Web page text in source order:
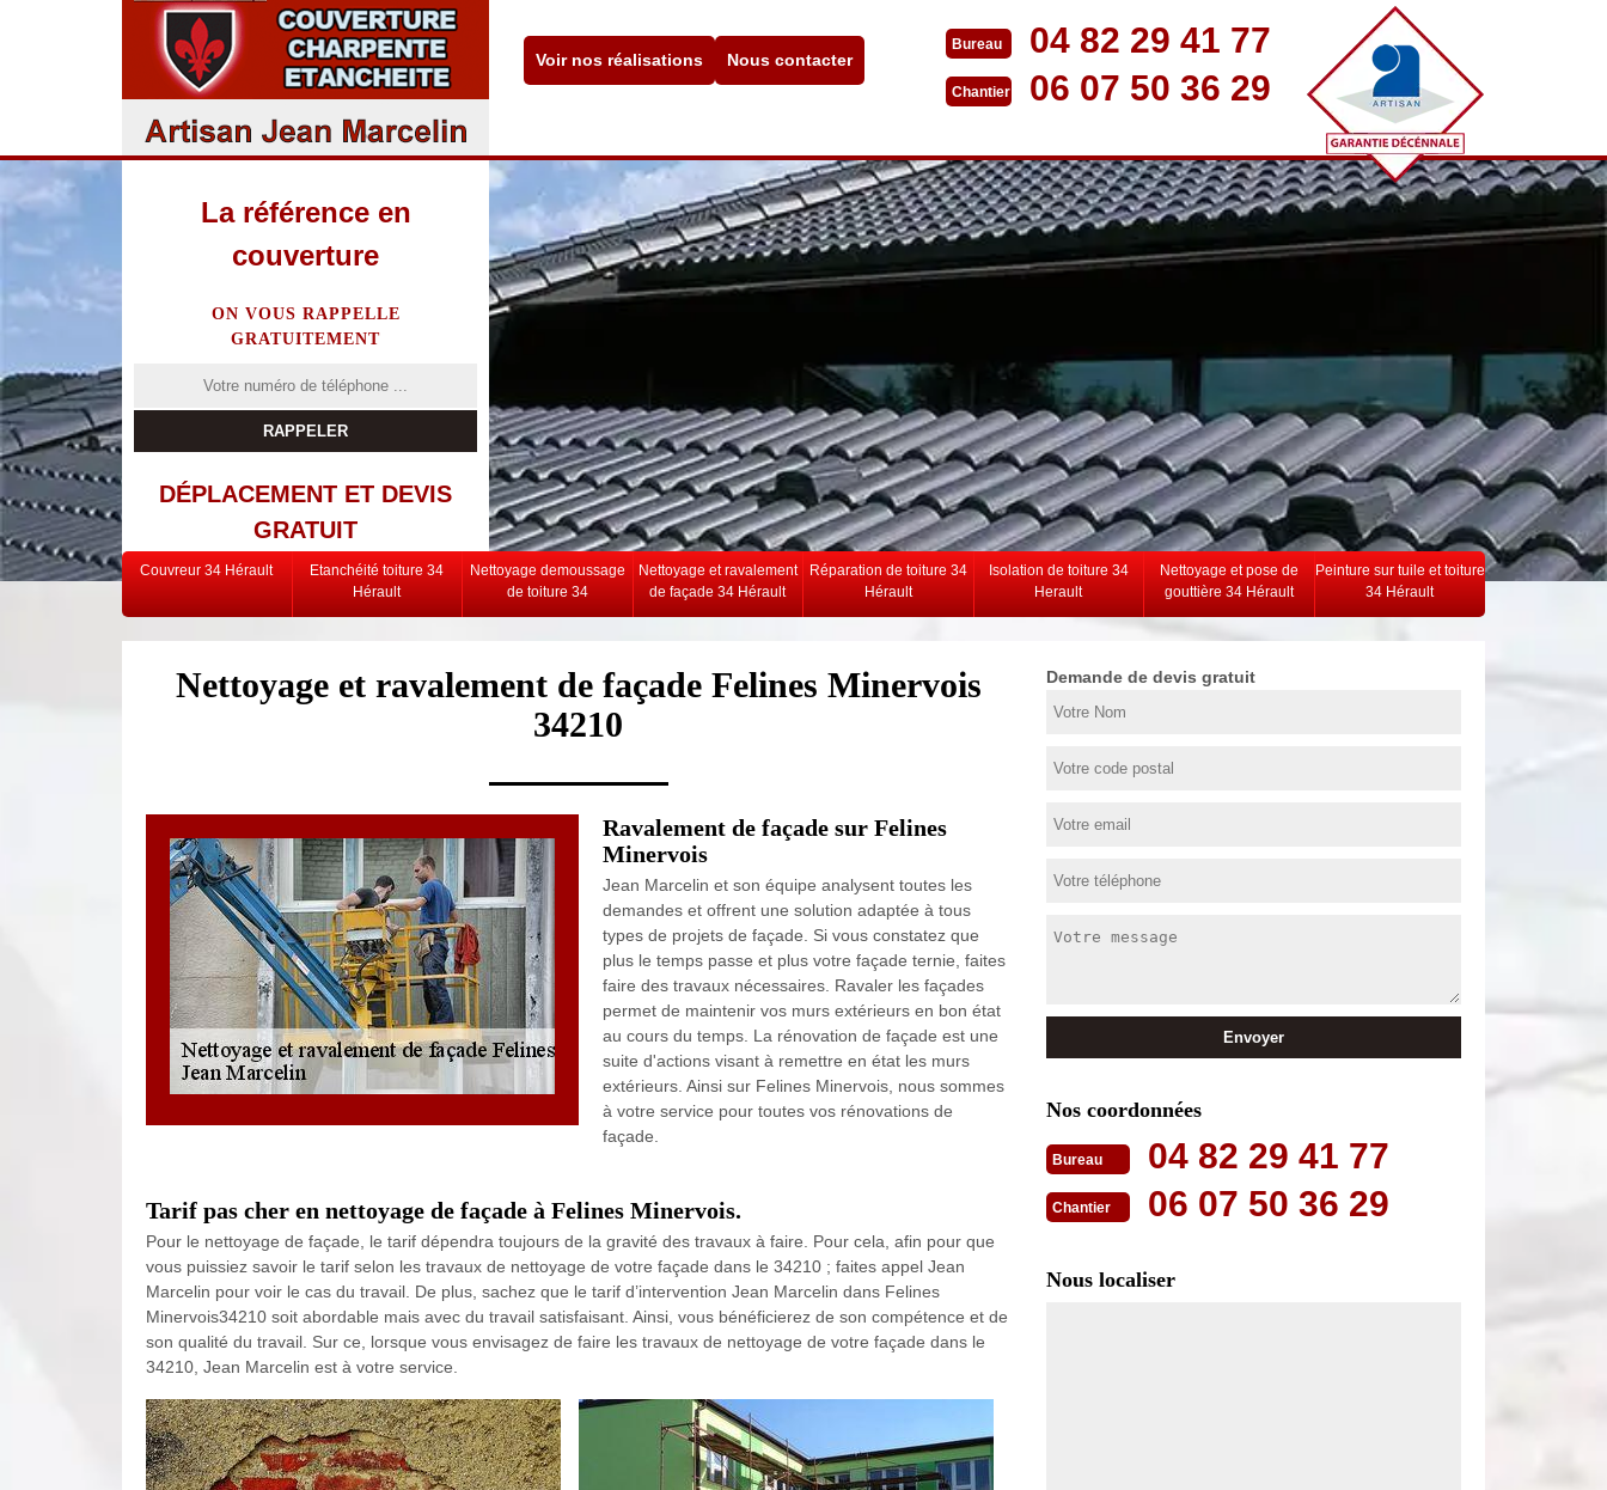
Voir nos réalisations Nous contacter
Bureau 04 82 29 41 77
Chantier 06 07 50 36 29
La référence en
couverture
ON VOUS RAPPELLE
GRATUITEMENT
DÉPLACEMENT ET DEVIS
GRATUIT
Couvreur 34 Hérault
Etanchéité toiture 34
Hérault
Nettoyage demoussage
de toiture 34
Nettoyage et ravalement
de façade 34 Hérault
Réparation de toiture 34
Hérault
Isolation de toiture 34
Herault
Nettoyage et pose de
gouttière 34 Hérault
Peinture sur tuile et toiture
34 Hérault
Nettoyage et ravalement de façade Felines Minervois
34210
Ravalement de façade sur Felines
Minervois
Jean Marcelin et son équipe analysent toutes les
demandes et offrent une solution adaptée à tous
types de projets de façade. Si vous constatez que
plus le temps passe et plus votre façade ternie, faites
faire des travaux nécessaires. Ravaler les façades
permet de maintenir vos murs extérieurs en bon état
au cours du temps. La rénovation de façade est une
suite d'actions visant à remettre en état les murs
extérieurs. Ainsi sur Felines Minervois, nous sommes
à votre service pour toutes vos rénovations de
façade.
Tarif pas cher en nettoyage de façade à Felines Minervois.
Pour le nettoyage de façade, le tarif dépendra toujours de la gravité des travaux à faire. Pour cela, afin pour que
vous puissiez savoir le tarif selon les travaux de nettoyage de votre façade dans le 34210 ; faites appel Jean
Marcelin pour voir le cas du travail. De plus, sachez que le tarif d’intervention Jean Marcelin dans Felines
Minervois34210 soit abordable mais avec du travail satisfaisant. Ainsi, vous bénéficierez de son compétence et de
son qualité du travail. Sur ce, lorsque vous envisagez de faire les travaux de nettoyage de votre façade dans le
34210, Jean Marcelin est à votre service.
Demande de devis gratuit
Nos coordonnées
Bureau 04 82 29 41 77
Chantier 06 07 50 36 29
Nous localiser